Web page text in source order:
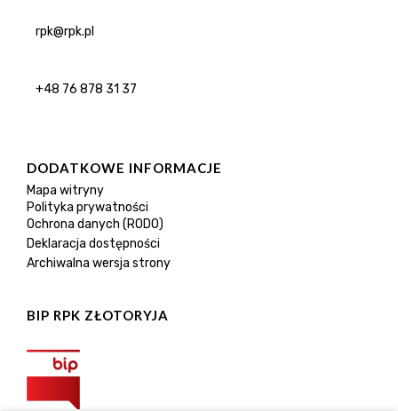
rpk@rpk.pl
+48 76 878 31 37
DODATKOWE INFORMACJE
Mapa witryny
Polityka prywatności
Ochrona danych (RODO)
Deklaracja dostępności
Archiwalna wersja strony
BIP RPK ZŁOTORYJA